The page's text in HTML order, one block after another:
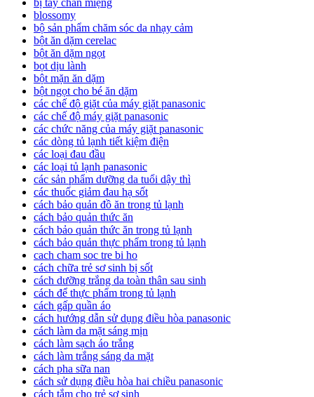
bị tay chân miệng
blossomy
bộ sản phẩm chăm sóc da nhạy cảm
bột ăn dặm cerelac
bột ăn dặm ngọt
bọt dịu lành
bột mặn ăn dặm
bột ngọt cho bé ăn dặm
các chế độ giặt của máy giặt panasonic
các chế độ máy giặt panasonic
các chức năng của máy giặt panasonic
các dòng tủ lạnh tiết kiệm điện
các loại đau đầu
các loại tủ lạnh panasonic
các sản phẩm dưỡng da tuổi dậy thì
các thuốc giảm đau hạ sốt
cách bảo quản đồ ăn trong tủ lạnh
cách bảo quản thức ăn
cách bảo quản thức ăn trong tủ lạnh
cách bảo quản thực phẩm trong tủ lạnh
cach cham soc tre bi ho
cách chữa trẻ sơ sinh bị sốt
cách dưỡng trắng da toàn thân sau sinh
cách để thực phẩm trong tủ lạnh
cách gấp quần áo
cách hướng dẫn sử dụng điều hòa panasonic
cách làm da mặt sáng mịn
cách làm sạch áo trắng
cách làm trắng sáng da mặt
cách pha sữa nan
cách sử dụng điều hòa hai chiều panasonic
cách tắm cho trẻ sơ sinh